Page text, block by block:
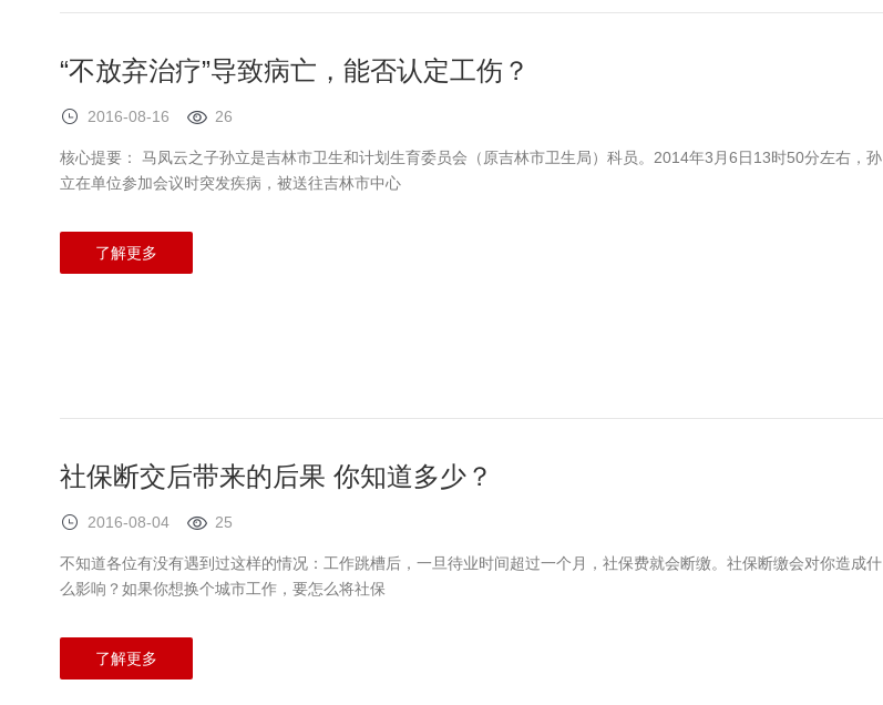
“不放弃治疗”导致病亡，能否认定工伤？
2016-08-16 26
核心提要： 马凤云之子孙立是吉林市卫生和计划生育委员会（原吉林市卫生局）科员。2014年3月6日13时50分左右，孙
立在单位参加会议时突发疾病，被送往吉林市中心
了解更多
社保断交后带来的后果 你知道多少？
2016-08-04 25
不知道各位有没有遇到过这样的情况：工作跳槽后，一旦待业时间超过一个月，社保费就会断缴。社保断缴会对你造成什
么影响？如果你想换个城市工作，要怎么将社保
了解更多